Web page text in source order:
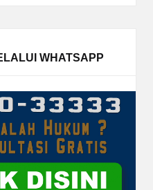
WHATSAPP